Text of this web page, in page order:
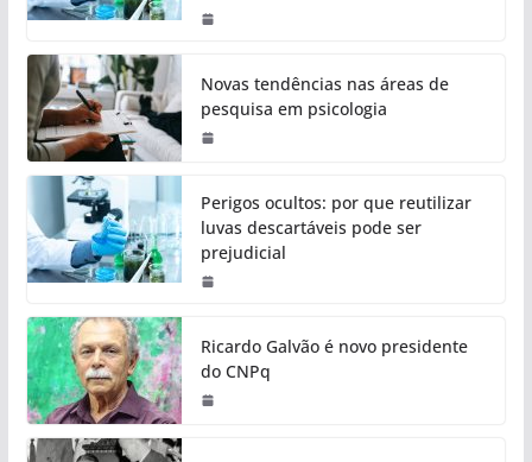
Novas tendências nas áreas de
pesquisa em psicologia
Perigos ocultos: por que reutilizar
luvas descartáveis pode ser
prejudicial
Ricardo Galvão é novo presidente
do CNPq